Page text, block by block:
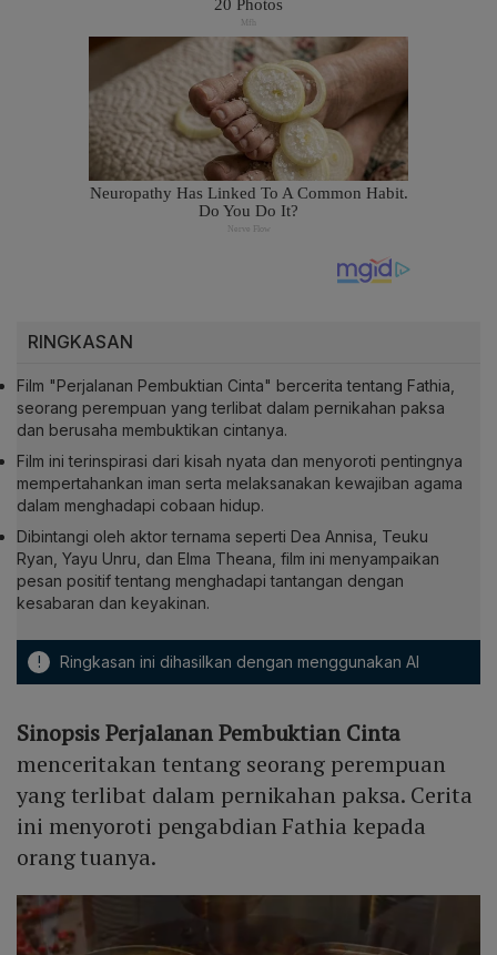
RINGKASAN
Film "Perjalanan Pembuktian Cinta" bercerita tentang Fathia,
seorang perempuan yang terlibat dalam pernikahan paksa
dan berusaha membuktikan cintanya.
Film ini terinspirasi dari kisah nyata dan menyoroti pentingnya
mempertahankan iman serta melaksanakan kewajiban agama
dalam menghadapi cobaan hidup.
Dibintangi oleh aktor ternama seperti Dea Annisa, Teuku
Ryan, Yayu Unru, dan Elma Theana, film ini menyampaikan
pesan positif tentang menghadapi tantangan dengan
kesabaran dan keyakinan.
! Ringkasan ini dihasilkan dengan menggunakan AI
Sinopsis Perjalanan Pembuktian Cinta
menceritakan tentang seorang perempuan
yang terlibat dalam pernikahan paksa. Cerita
ini menyoroti pengabdian Fathia kepada
orang tuanya.